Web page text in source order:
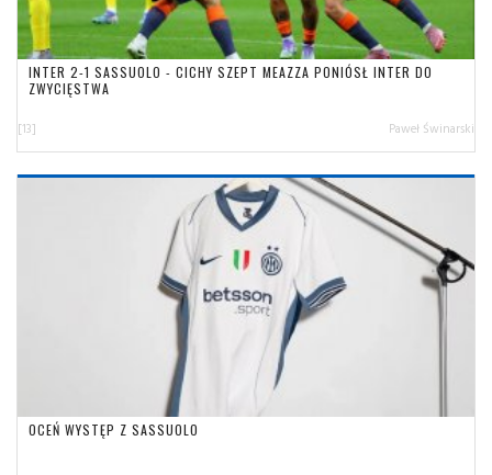
INTER 2-1 SASSUOLO - CICHY SZEPT MEAZZA PONIÓSŁ INTER DO
ZWYCIĘSTWA
[13] Paweł Świnarski
OCEŃ WYSTĘP Z SASSUOLO